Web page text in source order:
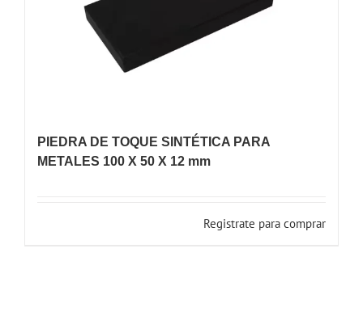
PIEDRA DE TOQUE SINTÉTICA PARA
METALES 100 X 50 X 12 mm
Registrate para comprar